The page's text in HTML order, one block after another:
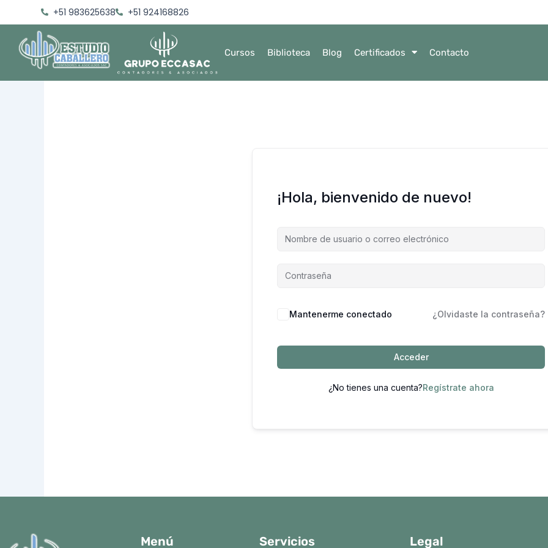
al
contenido
+51 983625638 +51 924168826
Cursos Biblioteca Blog Certificados Contacto
¡Hola, bienvenido de nuevo!
Mantenerme conectado ¿Olvidaste la contraseña?
Acceder
¿No tienes una cuenta?Regístrate ahora
Menú Servicios Legal